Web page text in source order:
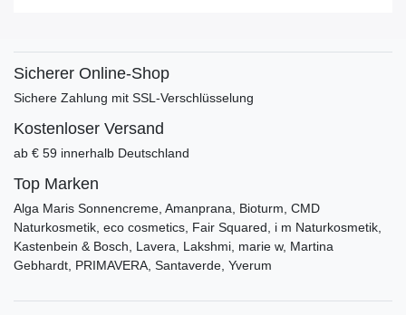
Sicherer Online-Shop
Sichere Zahlung mit SSL-Verschlüsselung
Kostenloser Versand
ab € 59 innerhalb Deutschland
Top Marken
Alga Maris Sonnencreme, Amanprana, Bioturm, CMD
Naturkosmetik, eco cosmetics, Fair Squared, i m Naturkosmetik,
Kastenbein & Bosch, Lavera, Lakshmi, marie w, Martina
Gebhardt, PRIMAVERA, Santaverde, Yverum